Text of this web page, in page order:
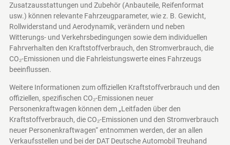
Zusatzausstattungen und Zubehör (Anbauteile, Reifenformat
usw.) können relevante Fahrzeugparameter, wie z. B. Gewicht,
Rollwiderstand und Aerodynamik, verändern und neben
Witterungs- und Verkehrsbedingungen sowie dem individuellen
Fahrverhalten den Kraftstoffverbrauch, den Stromverbrauch, die
CO₂-Emissionen und die Fahrleistungswerte eines Fahrzeugs
beeinflussen.
Weitere Informationen zum offiziellen Kraftstoffverbrauch und den
offiziellen, spezifischen CO₂-Emissionen neuer
Personenkraftwagen können dem „Leitfaden über den
Kraftstoffverbrauch, die CO₂-Emissionen und den Stromverbrauch
neuer Personenkraftwagen“ entnommen werden, der an allen
Verkaufsstellen und bei der DAT Deutsche Automobil Treuhand